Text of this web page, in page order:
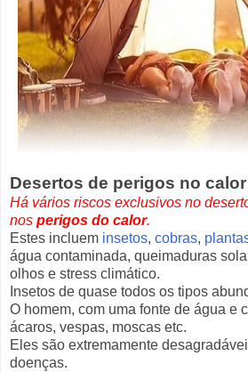
Desertos de perigos no calor
Há vários riscos exclusivos no
nos perigos do calor.
Estes incluem insetos, cobras,
água contaminada, queimaduras
olhos e stress climático.
Insetos de quase todos os tipos
O homem, com uma fonte de água e
ácaros, vespas, moscas etc.
Eles são extremamente
doenças.